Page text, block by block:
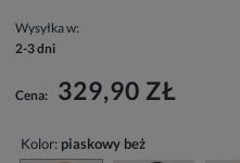
Wysyłka w:
2-3 dni
Cena: 329,90 ZŁ
Kolor: piaskowy beż